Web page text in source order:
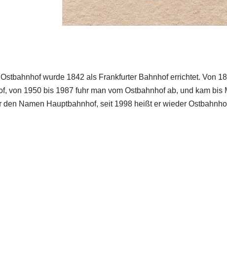
wurde 1842 als Frankfurter Bahnhof errichtet. Von
von 1950 bis 1987 fuhr man vom Ostbahnhof ab, und kam
den Namen Hauptbahnhof, seit 1998 heißt er wieder